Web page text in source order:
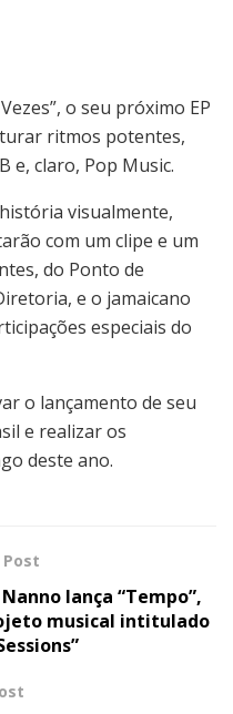
o seu próximo EP
ritmos potentes,
e, claro, Pop Music.
visualmente,
com um clipe e um
do Ponto de
e o jamaicano
especiais do
o lançamento de seu
e realizar os
deste ano.
lança “Tempo”,
musical intitulado